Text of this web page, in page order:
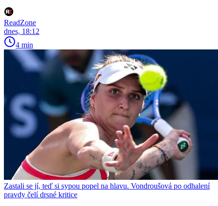
ReadZone
dnes, 18:12
4 min
Zastali se jí, teď si sypou popel na hlavu. Vondroušová po odhalení
pravdy čelí drsné kritice